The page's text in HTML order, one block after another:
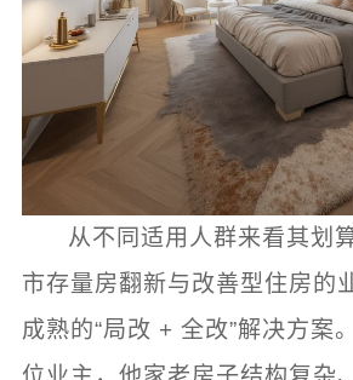
从不同适用人群来看其划
市存量房翻新与改善型住房的
成熟的“局改 + 全改”解决方案